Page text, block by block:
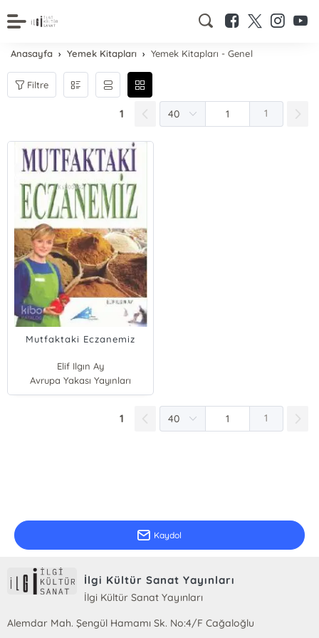
Anasayfa Yemek Kitapları Yemek Kitapları - Genel
Filtre
1 1
Mutfaktaki Eczanemiz
Elif Ilgın Ay
Avrupa Yakası Yayınları
1 1
Kaydol
İlgi Kültür Sanat Yayınları
İlgi Kültür Sanat Yayınları
Alemdar Mah. Şengül Hamamı Sk. No:4/F Cağaloğlu